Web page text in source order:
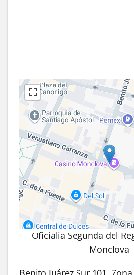
Oficialia Segunda del
Monclova
Benito Juárez Sur 101,